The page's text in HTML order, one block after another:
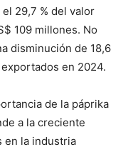
29,7 % del valor
109 millones. No
disminución de 18,6
en 2024.
de la páprika
a la creciente
en la industria